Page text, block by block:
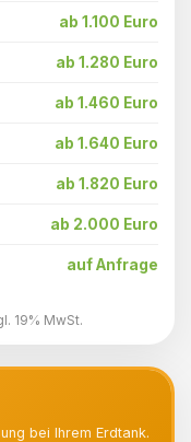
ab 1.100 Euro
ab 1.280 Euro
ab 1.460 Euro
ab 1.640 Euro
ab 1.820 Euro
ab 2.000 Euro
auf Anfrage
19% MwSt.
bei Ihrem Erdtank.